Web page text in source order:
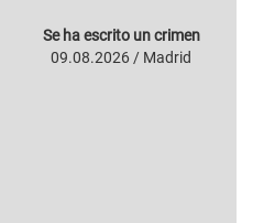
Se ha escrito un crimen
09.08.2026 / Madrid